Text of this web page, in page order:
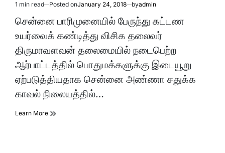
Estimated
read
time
1 min read Posted onJanuary 24, 2018 byadmin
சென்னை பாரிமுனையில் பேருந்து கட்டண
உயர்வைக் கண்டித்து விசிக தலைவர்
திருமாவளவன் தலைமையில் நடைபெற்ற
ஆர்பாட்டத்தில் பொதுமக்களுக்கு இடையூறு
ஏற்படுத்தியதாக சென்னை அண்ணா சதுக்க
காவல் நிலையத்தில்…
Learn More